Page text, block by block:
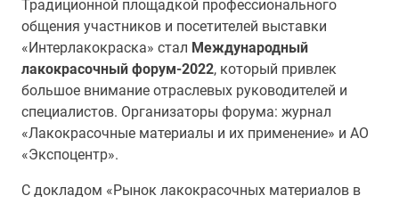
Традиционной площадкой профессионального
общения участников и посетителей выставки
«Интерлакокраска» стал Международный
лакокрасочный форум-2022, который привлек
большое внимание отраслевых руководителей и
специалистов. Организаторы форума: журнал
«Лакокрасочные материалы и их применение» и АО
«Экспоцентр».
С докладом «Рынок лакокрасочных материалов в